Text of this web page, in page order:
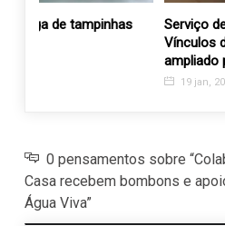
Serviço de Convivência e
Vínculos desenvolvido
ampliado para 150 crianças
0 pensamentos sobre
Casa recebem bombons e
Água Viva”